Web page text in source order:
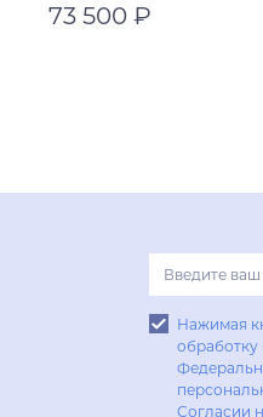
73 500 ₽
Купить в
Нажимая
обработку
Согласии